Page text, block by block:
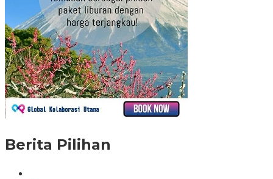
Berita Pilihan